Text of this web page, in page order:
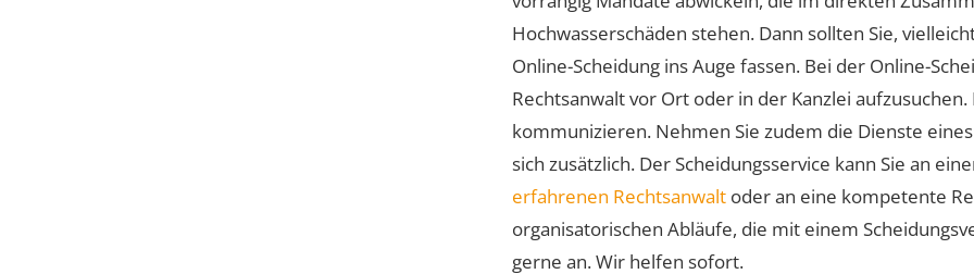
Hochwasserschäden stehen. Dann sollten Sie,
Online-Scheidung ins Auge fassen. Bei der Online-
Rechtsanwalt vor Ort oder in der Kanzlei
kommunizieren. Nehmen Sie zudem die Dienste
sich zusätzlich. Der Scheidungsservice kann Sie an
erfahrenen Rechtsanwalt oder an eine kompetente
organisatorischen Abläufe, die mit einem
gerne an. Wir helfen sofort.